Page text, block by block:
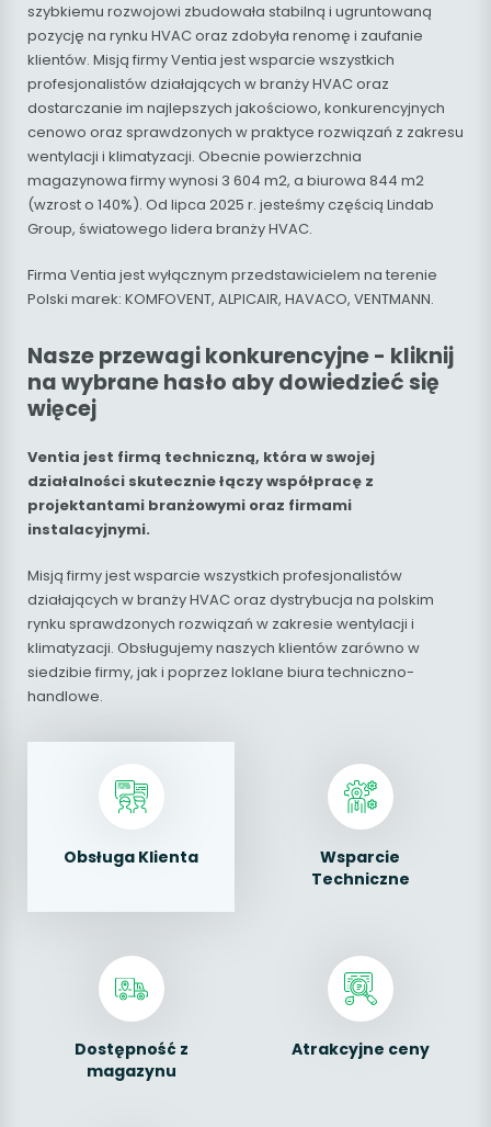
szybkiemu rozwojowi zbudowała stabilną i ugruntowaną
pozycję na rynku HVAC oraz zdobyła renomę i zaufanie
klientów. Misją firmy Ventia jest wsparcie wszystkich
profesjonalistów działających w branży HVAC oraz
dostarczanie im najlepszych jakościowo, konkurencyjnych
cenowo oraz sprawdzonych w praktyce rozwiązań z zakresu
wentylacji i klimatyzacji. Obecnie powierzchnia
magazynowa firmy wynosi 3 604 m2, a biurowa 844 m2
(wzrost o 140%). Od lipca 2025 r. jesteśmy częścią Lindab
Group, światowego lidera branży HVAC.
Firma Ventia jest wyłącznym przedstawicielem na terenie
Polski marek: KOMFOVENT, ALPICAIR, HAVACO, VENTMANN.
Nasze przewagi konkurencyjne - kliknij
na wybrane hasło aby dowiedzieć się
więcej
Ventia jest firmą techniczną, która w swojej
działalności skutecznie łączy współpracę z
projektantami branżowymi oraz firmami
instalacyjnymi.
Misją firmy jest wsparcie wszystkich profesjonalistów
działających w branży HVAC oraz dystrybucja na polskim
rynku sprawdzonych rozwiązań w zakresie wentylacji i
klimatyzacji. Obsługujemy naszych klientów zarówno w
siedzibie firmy, jak i poprzez loklane biura techniczno-
handlowe.
Obsługa Klienta
Wsparcie
Techniczne
Dostępność z
magazynu
Atrakcyjne ceny